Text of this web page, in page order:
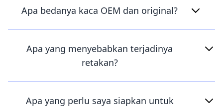
Apa bedanya kaca OEM dan original?
Apa yang menyebabkan terjadinya
retakan?
Apa yang perlu saya siapkan untuk